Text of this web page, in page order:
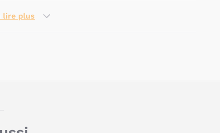
sont les
de la
lire plus